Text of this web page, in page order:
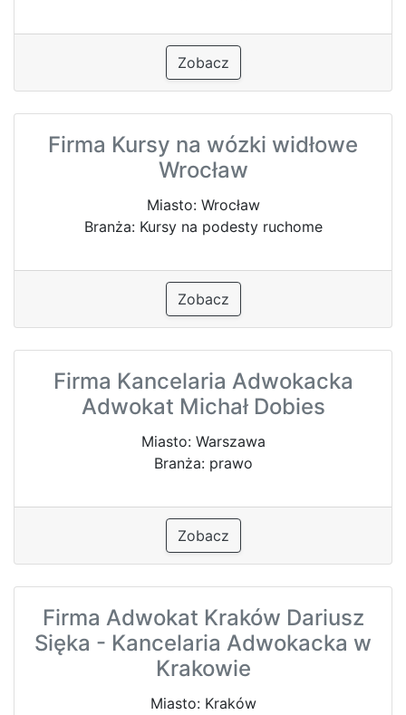
Zobacz
Firma Kursy na wózki widłowe
Wrocław
Miasto: Wrocław
Branża: Kursy na podesty ruchome
Zobacz
Firma Kancelaria Adwokacka
Adwokat Michał Dobies
Miasto: Warszawa
Branża: prawo
Zobacz
Firma Adwokat Kraków Dariusz
Sięka - Kancelaria Adwokacka w
Krakowie
Miasto: Kraków